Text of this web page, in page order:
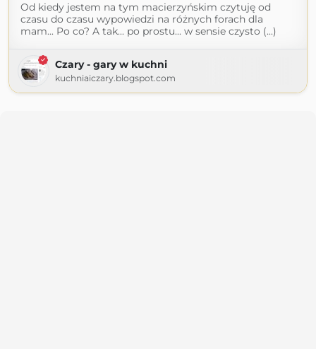
Od kiedy jestem na tym macierzyńskim czytuję od
czasu do czasu wypowiedzi na różnych forach dla
mam... Po co? A tak... po prostu... w sensie czysto (...)
Czary - gary w kuchni
kuchniaiczary.blogspot.com